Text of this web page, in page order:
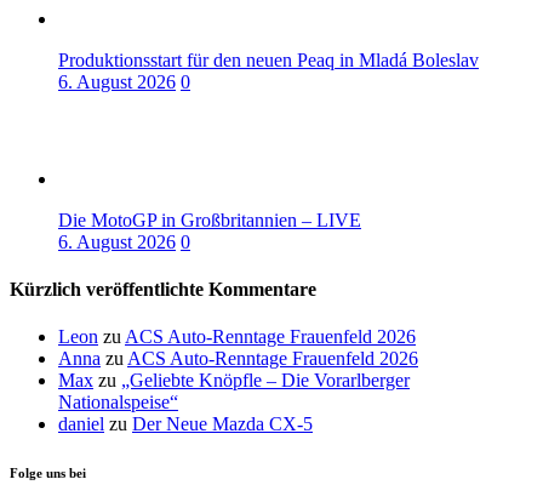
Produktionsstart für den neuen Peaq in Mladá Boleslav
6. August 2026 0
Die MotoGP in Großbritannien – LIVE
6. August 2026 0
Kürzlich veröffentlichte Kommentare
Leon zu ACS Auto-Renntage Frauenfeld 2026
Anna zu ACS Auto-Renntage Frauenfeld 2026
Max zu „Geliebte Knöpfle – Die Vorarlberger
Nationalspeise“
daniel zu Der Neue Mazda CX-5
Folge uns bei